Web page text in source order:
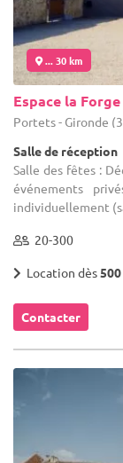
... 30 km
Espace la Forge
Portets - Gironde
Salle de réception
Salle des fêtes :
événements
individuellement
20-300
Location dès
Contacter